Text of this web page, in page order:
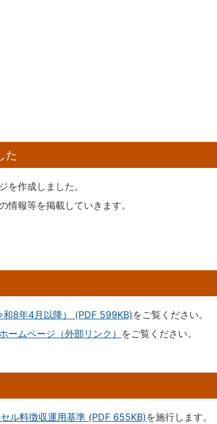
た
作成しました。
報等を掲載していきます。
8年4月以降） (PDF 599KB) をご覧ください。
ームページ（外部リンク） をご覧ください。
ル料徴収運用基準 (PDF 655KB) を施行します。